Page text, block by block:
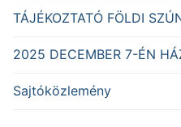
TÁJÉKOZTATÓ FÖLDI
2025 DECEMBER 7-ÉN
Sajtóközlemény